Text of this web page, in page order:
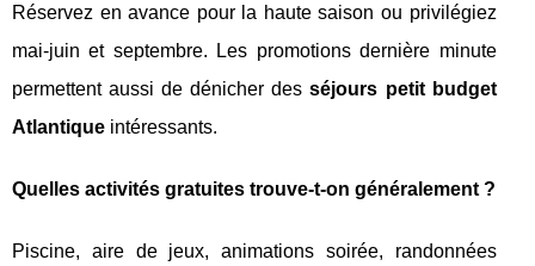
Réservez en avance pour la haute saison ou privilégiez
mai-juin et septembre. Les promotions dernière minute
permettent aussi de dénicher desséjours petit budget
Atlantique intéressants.
Quelles activités gratuites trouve-t-on généralement ?
Piscine, aire de jeux, animations soirée, randonnées